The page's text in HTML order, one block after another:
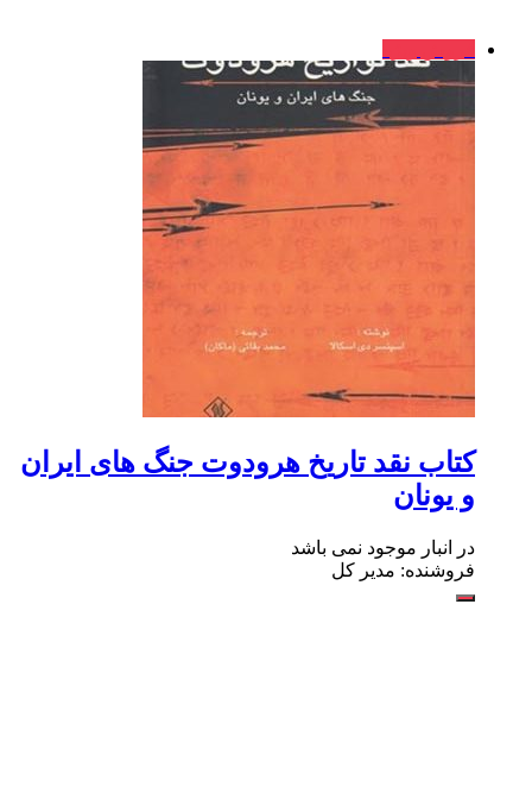
کتاب نقد تاریخ هرودوت جنگ های ایران
و یونان
در انبار موجود نمی باشد
فروشنده: مدیر کل